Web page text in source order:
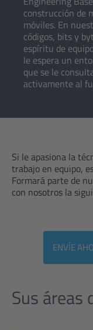
construcción de
móviles. En
códigos, bits y
espíritu de
le espera un
que se le
activamente al
Si le apasiona la
trabajo en equipo,
Formará parte de
con nosotros la
ENVÍE
Sus áreas